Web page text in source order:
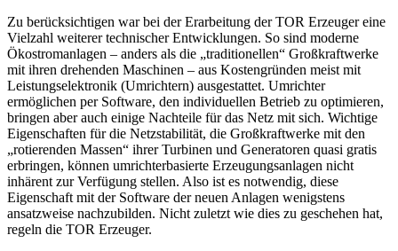
Zu berücksichtigen war bei der Erarbeitung der TOR Erzeuger eine
Vielzahl weiterer technischer Entwicklungen. So sind moderne
Ökostromanlagen – anders als die „traditionellen“ Großkraftwerke
mit ihren drehenden Maschinen – aus Kostengründen meist mit
Leistungselektronik (Umrichtern) ausgestattet. Umrichter
ermöglichen per Software, den individuellen Betrieb zu optimieren,
bringen aber auch einige Nachteile für das Netz mit sich. Wichtige
Eigenschaften für die Netzstabilität, die Großkraftwerke mit den
„rotierenden Massen“ ihrer Turbinen und Generatoren quasi gratis
erbringen, können umrichterbasierte Erzeugungsanlagen nicht
inhärent zur Verfügung stellen. Also ist es notwendig, diese
Eigenschaft mit der Software der neuen Anlagen wenigstens
ansatzweise nachzubilden. Nicht zuletzt wie dies zu geschehen hat,
regeln die TOR Erzeuger.